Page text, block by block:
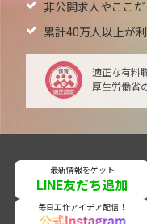
非公開求人やここ
累計40万人以上が
適正な有料
厚生労働省
最新情報をゲット
LINE友だち追加
毎日工作アイデア配信！